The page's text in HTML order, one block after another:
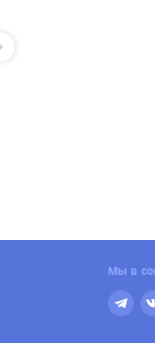
Мы в